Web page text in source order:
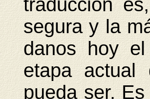
traducción
segura y la
danos hoy
etapa
pueda ser.